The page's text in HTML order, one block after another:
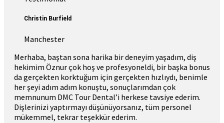
Christin Burfield
Manchester
Merhaba, baştan sona harika bir deneyim yaşadım, diş
hekimim Öznur çok hoş ve profesyoneldi, bir başka bonus
da gerçekten korktuğum için gerçekten hızlıydı, benimle
her şeyi adım adım konuştu, sonuçlarımdan çok
memnunum DMC Tour Dental’i herkese tavsiye ederim.
Dişlerinizi yaptırmayı düşünüyorsanız, tüm personel
mükemmel, tekrar teşekkür ederim.